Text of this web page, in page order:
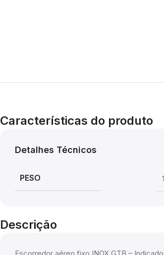
Características do produto
Detalhes Técnicos
PESO
Descrição